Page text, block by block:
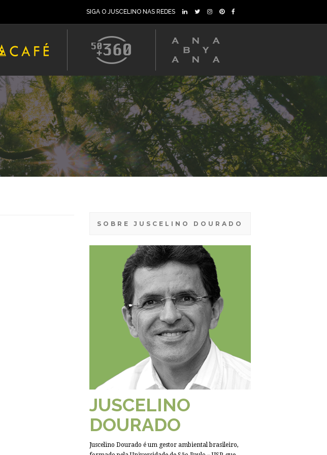
SIGA O JUSCELINO NAS REDES
SOBRE JUSCELINO DOURADO
JUSCELINO
DOURADO
Juscelino Dourado é um gestor ambiental brasileiro,